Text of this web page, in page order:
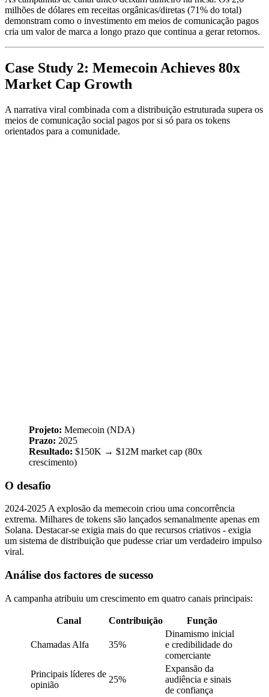
milhões de dólares em receitas orgânicas/diretas (71% do total)
demonstram como o investimento em meios de comunicação pagos
cria um valor de marca a longo prazo que continua a gerar retornos.
Case Study 2: Memecoin Achieves 80x
Market Cap Growth
A narrativa viral combinada com a distribuição estruturada supera os
meios de comunicação social pagos por si só para os tokens
orientados para a comunidade.
Projeto: Memecoin (NDA)
Prazo: 2025
Resultado: $150K → $12M market cap (80x
crescimento)
O desafio
2024-2025 A explosão da memecoin criou uma concorrência
extrema. Milhares de tokens são lançados semanalmente apenas em
Solana. Destacar-se exigia mais do que recursos criativos - exigia
um sistema de distribuição que pudesse criar um verdadeiro impulso
viral.
Análise dos factores de sucesso
A campanha atribuiu um crescimento em quatro canais principais:
Canal Contribuição Função
Chamadas Alfa 35%
Dinamismo inicial
e credibilidade do
comerciante
Principais líderes de
opinião
25%
Expansão da
audiência e sinais
de confiança